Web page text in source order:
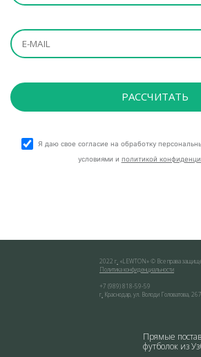
Я даю свое согласие на обработку
условиями и политикой
2022 г «LEWTON» © Все права
Политика конфиденциальности
+7 (989) 818-59-59
г Краснодар ул. Володи Головатова, 267
Прямые
футболок из